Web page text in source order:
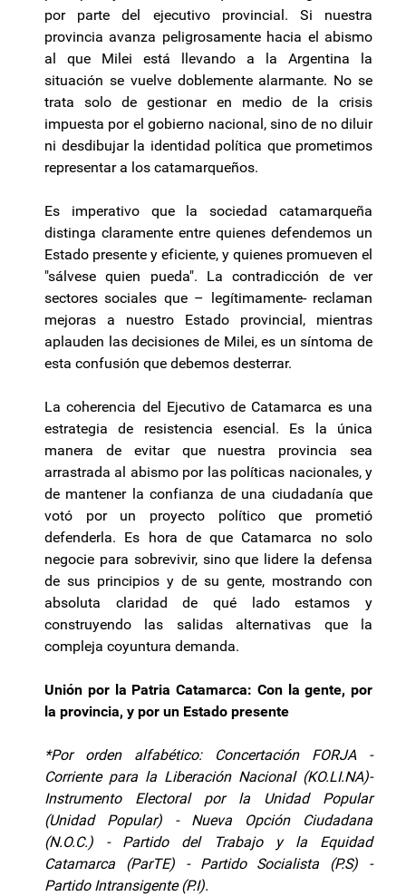
por parte del ejecutivo provincial. Si nuestra
provincia avanza peligrosamente hacia el abismo
al que Milei está llevando a la Argentina la
situación se vuelve doblemente alarmante. No se
trata solo de gestionar en medio de la crisis
impuesta por el gobierno nacional, sino de no diluir
ni desdibujar la identidad política que prometimos
representar a los catamarqueños.
Es imperativo que la sociedad catamarqueña
distinga claramente entre quienes defendemos un
Estado presente y eficiente, y quienes promueven el
"sálvese quien pueda". La contradicción de ver
sectores sociales que – legítimamente- reclaman
mejoras a nuestro Estado provincial, mientras
aplauden las decisiones de Milei, es un síntoma de
esta confusión que debemos desterrar.
La coherencia del Ejecutivo de Catamarca es una
estrategia de resistencia esencial. Es la única
manera de evitar que nuestra provincia sea
arrastrada al abismo por las políticas nacionales, y
de mantener la confianza de una ciudadanía que
votó por un proyecto político que prometió
defenderla. Es hora de que Catamarca no solo
negocie para sobrevivir, sino que lidere la defensa
de sus principios y de su gente, mostrando con
absoluta claridad de qué lado estamos y
construyendo las salidas alternativas que la
compleja coyuntura demanda.
Unión por la Patria Catamarca: Con la gente, por
la provincia, y por un Estado presente
*Por orden alfabético: Concertación FORJA -
Corriente para la Liberación Nacional (KO.LI.NA)-
Instrumento Electoral por la Unidad Popular
(Unidad Popular) - Nueva Opción Ciudadana
(N.O.C.) - Partido del Trabajo y la Equidad
Catamarca (ParTE) - Partido Socialista (P.S) -
Partido Intransigente (P.I).